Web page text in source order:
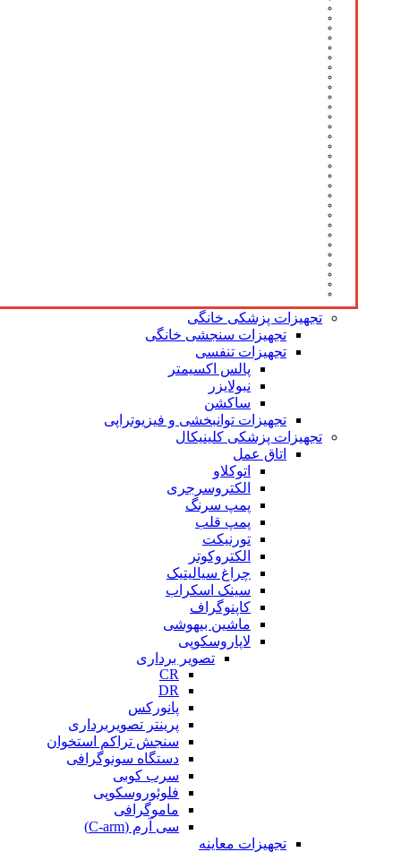
تجهیزات پزشکی خانگی
تجهیزات سنجشی خانگی
تجهیزات تنفسی
پالس اکسیمتر
نبولایزر
ساکشن
تجهیزات توانبخشی و فیزیوتراپی
تجهیزات پزشکی کلینیکال
اتاق عمل
اتوکلاو
الکتروسرجری
پمپ سرنگ
پمپ قلب
تورنیکت
الکتروکوتر
چراغ سیالیتیک
سینک اسکراب
کاپنوگراف
ماشین بیهوشی
لاپاروسکوپی
تصویر برداری
CR
DR
پانورکس
پرینتر تصویربرداری
سنجش تراکم استخوان
دستگاه سونوگرافی
سرب کوبی
فلوئوروسکوپی
ماموگرافی
سی آرم (C-arm)
تجهیزات معاینه